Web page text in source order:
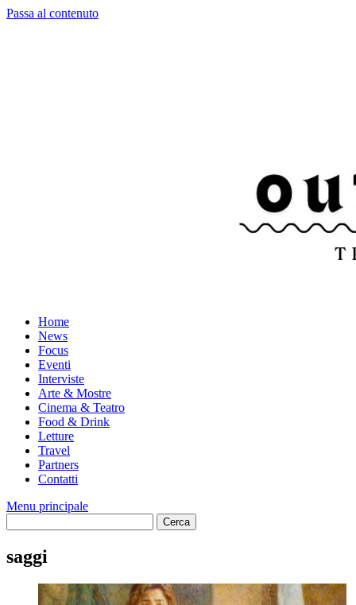
Passa al contenuto
Home
News
Focus
Eventi
Interviste
Arte & Mostre
Cinema & Teatro
Food & Drink
Letture
Travel
Partners
Contatti
Menu principale
saggi